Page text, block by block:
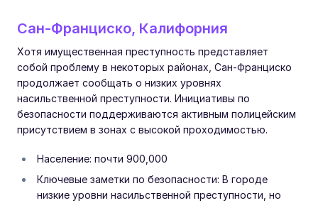
Сан-Франциско, Калифорния
Хотя имущественная преступность представляет
собой проблему в некоторых районах, Сан-Франциско
продолжает сообщать о низких уровнях
насильственной преступности. Инициативы по
безопасности поддерживаются активным полицейским
присутствием в зонах с высокой проходимостью.
Население: почти 900,000
Ключевые заметки по безопасности: В городе
низкие уровни насильственной преступности, но